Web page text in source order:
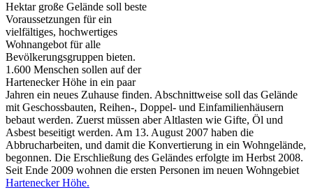
Hektar große Gelände soll beste
Voraussetzungen für ein
vielfältiges, hochwertiges
Wohnangebot für alle
Bevölkerungsgruppen bieten.
1.600 Menschen sollen auf der
Hartenecker Höhe in ein paar
Jahren ein neues Zuhause finden. Abschnittweise soll das Gelände
mit Geschossbauten, Reihen-, Doppel- und Einfamilienhäusern
bebaut werden. Zuerst müssen aber Altlasten wie Gifte, Öl und
Asbest beseitigt werden. Am 13. August 2007 haben die
Abbrucharbeiten, und damit die Konvertierung in ein Wohngelände,
begonnen. Die Erschließung des Geländes erfolgte im Herbst 2008.
Seit Ende 2009 wohnen die ersten Personen im neuen Wohngebiet
Hartenecker Höhe.